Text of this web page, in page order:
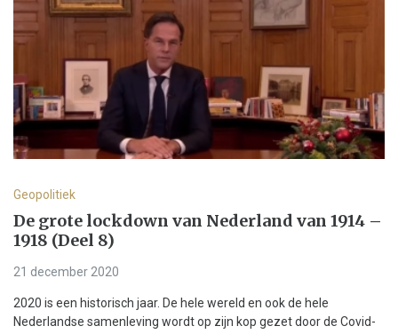
Geopolitiek
De grote lockdown van Nederland van 1914 –
1918 (Deel 8)
21 december 2020
2020 is een historisch jaar. De hele wereld en ook de hele
Nederlandse samenleving wordt op zijn kop gezet door de Covid-